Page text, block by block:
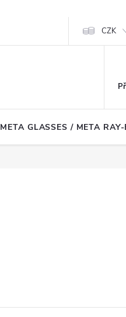
CZK
META GLASSES / META